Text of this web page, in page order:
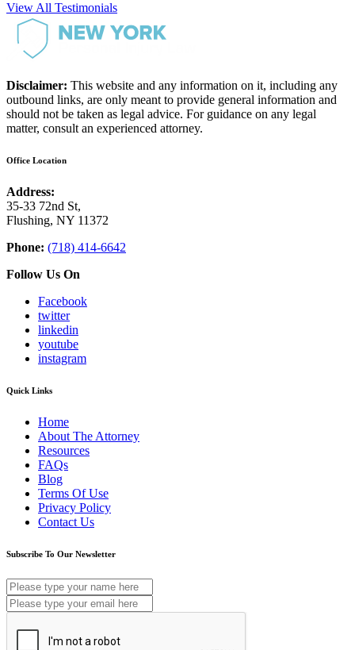
View All Testimonials
Disclaimer: This website and any information on it, including any
outbound links, are only meant to provide general information and
should not be taken as legal advice. For guidance on any legal
matter, consult an experienced attorney.
Office Location
Address:
35-33 72nd St,
Flushing, NY 11372
Phone: (718) 414-6642
Follow Us On
Facebook
twitter
linkedin
youtube
instagram
Quick Links
Home
About The Attorney
Resources
FAQs
Blog
Terms Of Use
Privacy Policy
Contact Us
Subscribe To Our Newsletter